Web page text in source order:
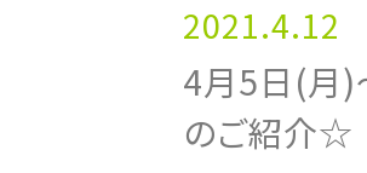
2021.4.12
4月5日(月
のご紹介☆